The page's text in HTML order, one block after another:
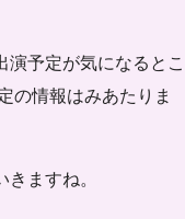
演予定が気になるとこ
の情報はみあたりま
ますね。